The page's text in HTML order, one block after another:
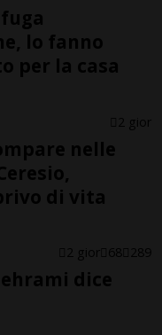
lo fanno
per la casa
2 gior
nelle
di vita
2 gior 68 289
dice